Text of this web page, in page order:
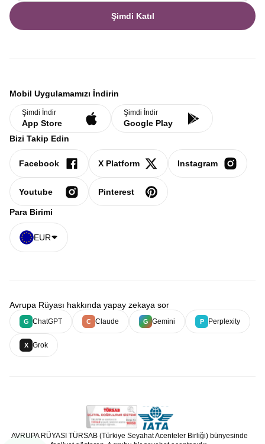
Şimdi Katıl
Mobil Uygulamamızı İndirin
Şimdi İndir
App Store
Şimdi İndir
Google Play
Bizi Takip Edin
Facebook X Platform Instagram
Youtube Pinterest
Para Birimi
EUR
Avrupa Rüyası hakkında yapay zekaya sor
G ChatGPT C Claude G Gemini P Perplexity
X Grok
AVRUPA RÜYASI TÜRSAB (Türkiye Seyahat Acenteler Birliği) bünyesinde